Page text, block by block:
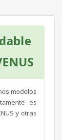
modelos
es
y otras